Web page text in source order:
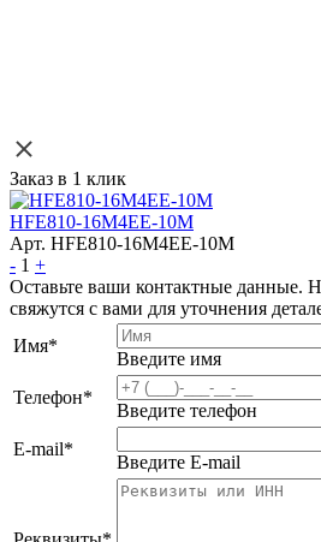
Заказ в 1 клик
HFE810-16M4EE-10M
Арт. HFE810-16M4EE-10M
- 1 +
Оставьте ваши контактные данные.
свяжутся с вами для уточнения
Имя*
Введите имя
Телефон*
Введите телефон
E-mail*
Введите E-mail